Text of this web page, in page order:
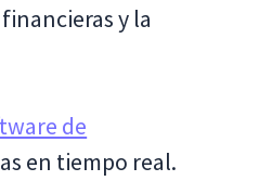
y la
de
en tiempo real.